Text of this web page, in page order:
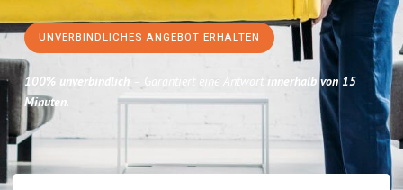
UNVERBINDLICHES ANGEBOT ERHALTEN
100% unverbindlich – Garantiert eine Antwort innerhalb von 15
Minuten.